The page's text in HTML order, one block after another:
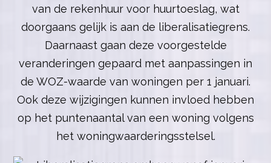
van de rekenhuur voor huurtoeslag, wat
doorgaans gelijk is aan de liberalisatiegrens.
Daarnaast gaan deze voorgestelde
veranderingen gepaard met aanpassingen in
de WOZ-waarde van woningen per 1 januari.
Ook deze wijzigingen kunnen invloed hebben
op het puntenaantal van een woning volgens
het woningwaarderingsstelsel.